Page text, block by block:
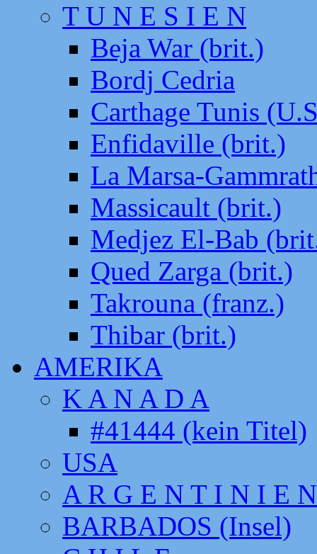
T U N E S I E N
Beja War (brit.)
Bordj Cedria
Carthage Tunis
Enfidaville (brit.)
La Marsa-
Massicault (brit.)
Medjez El-Bab
Qued Zarga (brit.)
Takrouna (franz.)
Thibar (brit.)
AMERIKA
K A N A D A
#41444 (kein Titel)
USA
A R G E N T I N I E N
BARBADOS (Insel)